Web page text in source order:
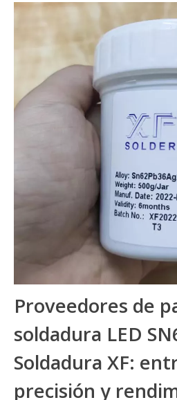
Proveedores de
soldadura LED
Soldadura XF:
precisión y